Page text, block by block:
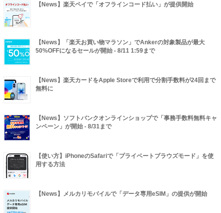
【News】楽天ペイで「オフラインコード払い」が提供開始
【News】「楽天お買い物マラソン」でAnkerの対象製品が最大
50%OFFになるセールが開始 - 8/11 1:59まで
【News】楽天カードをApple Storeで利用で分割手数料が24回まで
無料に
【News】ソフトバンクオンラインショップで「事務手数料無料キャ
ンペーン」が開始 - 8/31まで
【使い方】iPhoneのSafariで「プライベートブラウズモード」を使
用する方法
【News】メルカリモバイルで「データ専用eSIM」の提供が開始